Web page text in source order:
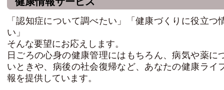
「認知症について調べたい」「健康づくりに役立つ
い」
そんな要望にお応えします。
日ごろの心身の健康管理にはもちろん、病気や薬に
いときや、病後の社会復帰など、あなたの健康ライ
報を提供しています。